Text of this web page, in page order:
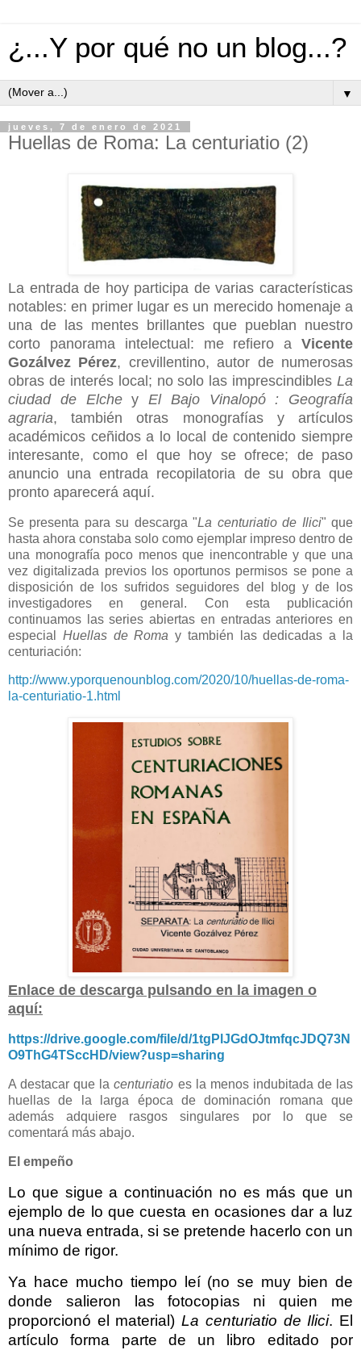
¿...Y por qué no un blog...?
▼
jueves, 7 de enero de 2021
Huellas de Roma: La centuriatio (2)
La entrada de hoy participa de varias características
notables: en primer lugar es un merecido homenaje a
una de las mentes brillantes que pueblan nuestro
corto panorama intelectual: me refiero a Vicente
Gozálvez Pérez, crevillentino, autor de numerosas
obras de interés local; no solo las imprescindibles La
ciudad de Elchey El Bajo Vinalopó : Geografía
agraria, también otras monografías y artículos
académicos ceñidos a lo local de contenido siempre
interesante, como el que hoy se ofrece; de paso
anuncio una entrada recopilatoria de su obra que
pronto aparecerá aquí.
Se presenta para su descarga "La centuriatio de Ilici" que
hasta ahora constaba solo como ejemplar impreso dentro de
una monografía poco menos que inencontrable y que una
vez digitalizada previos los oportunos permisos se pone a
disposición de los sufridos seguidores del blog y de los
investigadores en general. Con esta publicación
continuamos las series abiertas en entradas anteriores en
especial Huellas de Roma y también las dedicadas a la
centuriación:
http://www.yporquenounblog.com/2020/10/huellas-de-roma-
la-centuriatio-1.html
Enlace de descarga pulsando en la imagen o
aquí:
https://drive.google.com/file/d/1tgPlJGdOJtmfqcJDQ73N
O9ThG4TSccHD/view?usp=sharing
A destacar que lacenturiatio es la menos indubitada de las
huellas de la larga época de dominación romana que
además adquiere rasgos singulares por lo que se
comentará más abajo.
El empeño
Lo que sigue a continuación no es más que un
ejemplo de lo que cuesta en ocasiones dar a luz
una nueva entrada, si se pretende hacerlo con un
mínimo de rigor.
Ya hace mucho tiempo leí (no se muy bien de
donde salieron las fotocopias ni quien me
proporcionó el material)La centuriatio de Ilici. El
artículo forma parte de un libro editado por